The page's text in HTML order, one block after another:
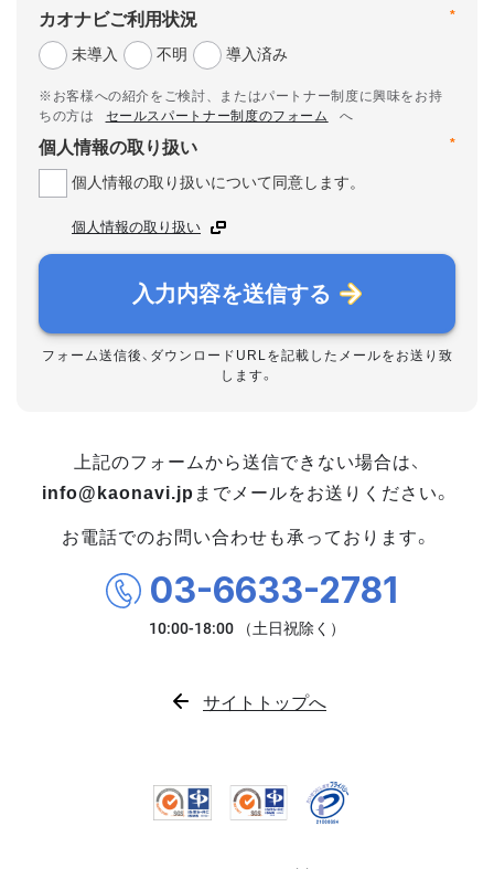
*
カオナビご利用状況
未導入
不明 導入済み
※お客様への紹介をご検討、またはパートナー制度に興味をお持
ちの方は
セールスパートナー制度のフォーム
へ
*
個人情報の取り扱い
個人情報の取り扱いについて同意します。
個人情報の取り扱い
入力内容を送信する
フォーム送信後、ダウンロードURLを記載したメールをお送り致
します。
上記のフォームから送信できない場合は、
info@kaonavi.jp までメールをお送りください。
お電話でのお問い合わせも承っております。
03-6633-2781
サイトトップへ